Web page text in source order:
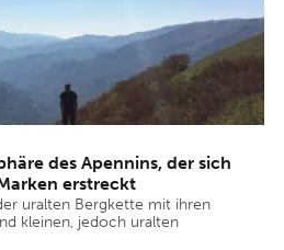
des Apennins, der sich
erstreckt
uralten Bergkette mit ihren
kleinen, jedoch uralten